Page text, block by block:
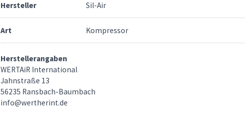
Hersteller Sil-Air
Art Kompressor
Herstellerangaben
WERTAiR International
Jahnstraße 13
56235 Ransbach-Baumbach
info@wertherint.de